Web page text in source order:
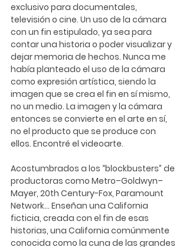
exclusivo para documentales,
televisión o cine. Un uso de la cámara
con un fin estipulado, ya sea para
contar una historia o poder visualizar y
dejar memoria de hechos. Nunca me
había planteado el uso de la cámara
como expresión artística, siendo la
imagen que se crea el fin en sí mismo,
no un medio. La imagen y la cámara
entonces se convierte en el arte en sí,
no el producto que se produce con
ellos. Encontré el videoarte.
Acostumbrados a los “blockbusters” de
productoras como Metro–Goldwyn–
Mayer, 20th Century-Fox, Paramount
Network… Enseñan una California
ficticia, creada con el fin de esas
historias, una California comúnmente
conocida como la cuna de las grandes